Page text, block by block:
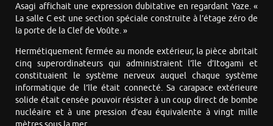
Asagi affichait une expression dubitative en regardant Yaze. «
La salle C est une section spéciale construite à l’étage zéro de
la porte de la Clef de Voûte. »
Hermétiquement fermée au monde extérieur, la pièce abritait
cinq superordinateurs qui administraient l’île d’Itogami et
constituaient le système nerveux auquel chaque système
informatique de l’île était connecté. Sa carapace extérieure
solide était censée pouvoir résister à un coup direct de bombe
nucléaire et à une pression d’eau équivalente à vingt mille